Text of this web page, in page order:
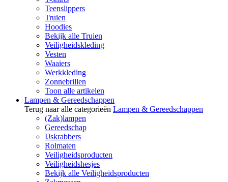
Teenslippers
Truien
Hoodies
Bekijk alle Truien
Veiligheidskleding
Vesten
Waaiers
Werkkleding
Zonnebrillen
Toon alle artikelen
Lampen & Gereedschappen
Terug naar alle categorieën Lampen & Gereedschappen
(Zak)lampen
Gereedschap
IJskrabbers
Rolmaten
Veiligheidsproducten
Veiligheidshesjes
Bekijk alle Veiligheidsproducten